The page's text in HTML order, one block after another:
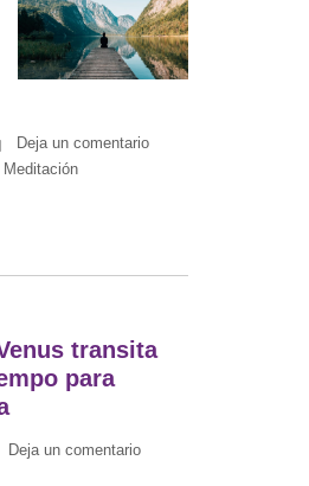
Deja un comentario
Meditación
transita
para
Deja un comentario